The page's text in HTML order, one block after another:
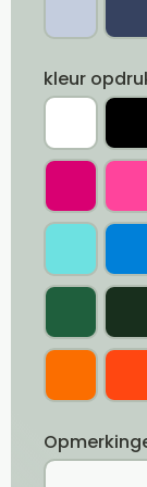
kleur